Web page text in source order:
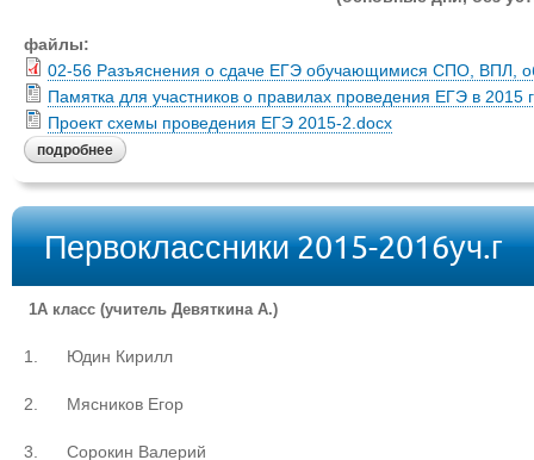
файлы:
02-56 Разъяснения о сдаче ЕГЭ обучающимися СПО, ВПЛ,
Памятка для участников о правилах проведения ЕГЭ в 2015
Проект схемы проведения ЕГЭ 2015-2.docx
подробнее
Первоклассники 2015-2016уч.г
1А класс (учитель Девяткина А.)
1. Юдин Кирилл
2. Мясников Егор
3. Сорокин Валерий